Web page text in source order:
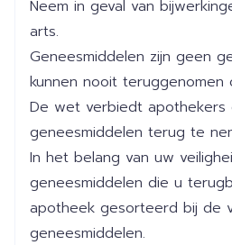
de handen echter zichtbaar
wassen met water en zeep.
Hoeveelheid
Verpakking
20
Actieve
Ingrediënten
ethanol,
Behoud
25°C)
Neem in geval van
arts.
Geneesmiddelen zijn geen
kunnen nooit teruggenomen
De wet verbiedt apothekers
geneesmiddelen terug te
In het belang van uw
geneesmiddelen die u
apotheek gesorteerd bij de
geneesmiddelen.